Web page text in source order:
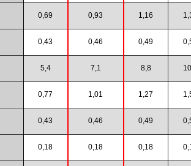
0,69 0,93 1,16
0,43 0,46 0,49
5,4 7,1 8,8
0,77 1,01 1,27
0,43 0,46 0,49
0,18 0,18 0,18